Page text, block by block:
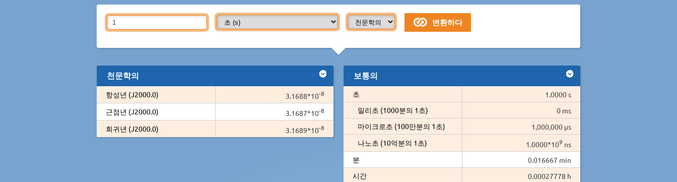
천문학의
항성년 (J2000.0) 3.1688*10-8
근점년 (J2000.0) 3.1687*10-8
회귀년 (J2000.0) 3.1689*10-8
보통의
초
1.0000 s
밀리초 (1000분의 1초)
0 ms
마이크로초 (100만분의 1초)
1,000,000 µs
나노초 (10억분의 1초)
1.0000*109 ns
분
0.016667 min
시간
0.00027778 h